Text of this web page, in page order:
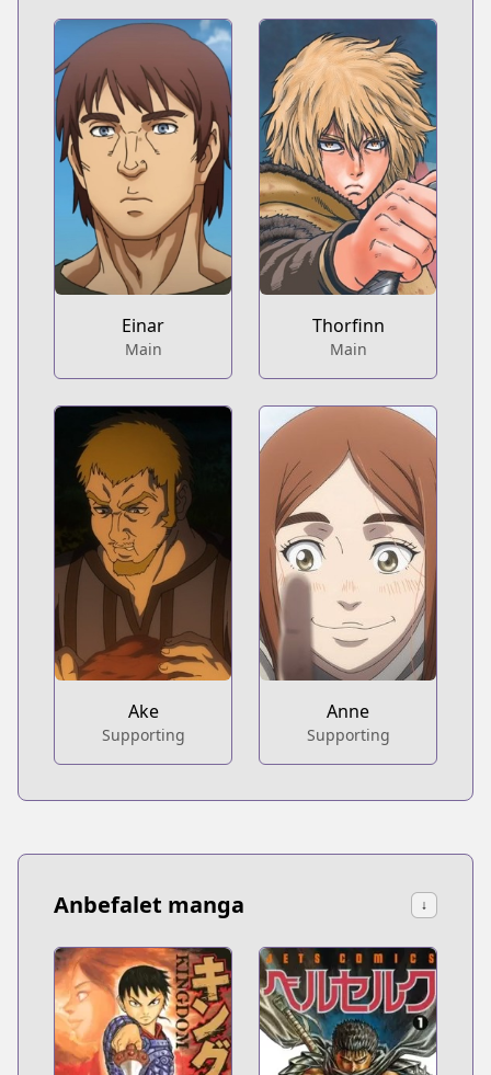
Einar
Main
Thorfinn
Main
Ake
Supporting
Anne
Supporting
Anbefalet manga ↓